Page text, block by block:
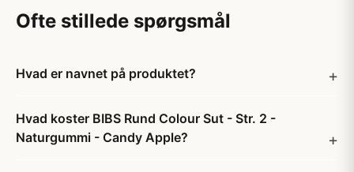
Ofte stillede spørgsmål
Hvad er navnet på produktet?
Hvad koster BIBS Rund Colour Sut - Str. 2 -
Naturgummi - Candy Apple?